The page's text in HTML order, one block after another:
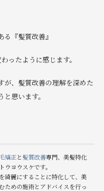
『髪質改善』
ったように感じます。
が、髪質改善の理解を深めた
思います。
矯正と髪質改善専門、美髪特化
ウヨウスケです。
綺麗にすることに特化して、美
ための施術とアドバイスを行っ